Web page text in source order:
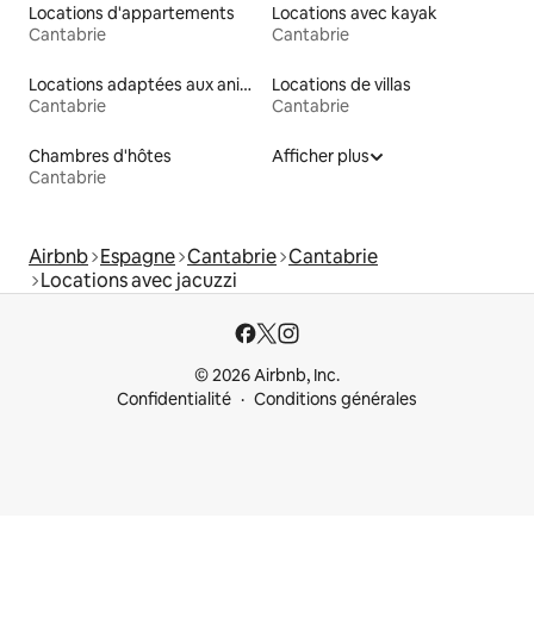
Locations d'appartements
Cantabrie
Locations avec kayak
Cantabrie
Locations adaptées aux animaux
Cantabrie
Locations de villas
Cantabrie
Chambres d'hôtes
Cantabrie
Afficher plus
Airbnb Espagne Cantabrie Cantabrie
Locations avec jacuzzi
© 2026 Airbnb, Inc.
Confidentialité
Conditions générales